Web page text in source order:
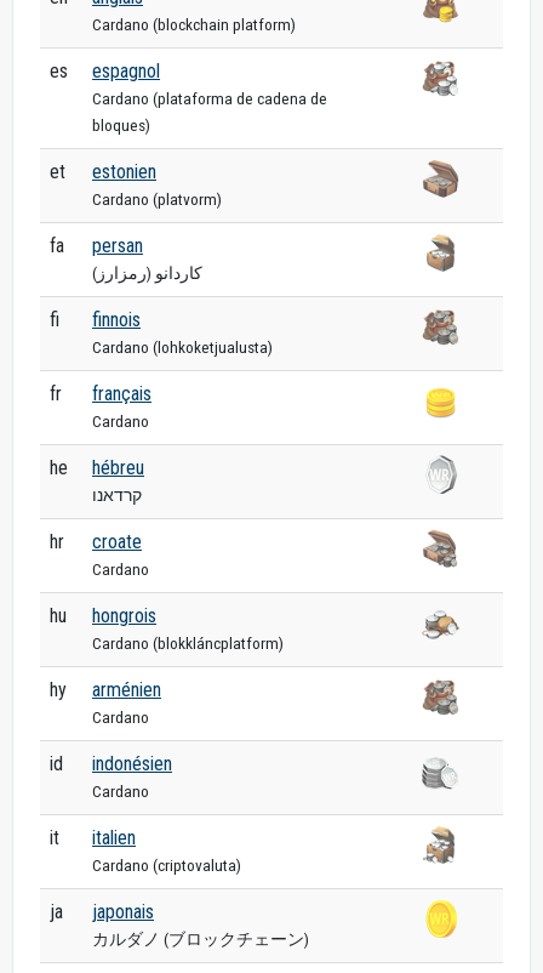
Cardano (blockchain platform)
es espagnol
Cardano (plataforma de cadena de
bloques)
et estonien
Cardano (platvorm)
fa persan
کاردانو (رمزارز)
fi finnois
Cardano (lohkoketjualusta)
fr français
Cardano
he hébreu
קרדאנו
hr croate
Cardano
hu hongrois
Cardano (blokkláncplatform)
hy arménien
Cardano
id indonésien
Cardano
it italien
Cardano (criptovaluta)
ja japonais
カルダノ (ブロックチェーン)